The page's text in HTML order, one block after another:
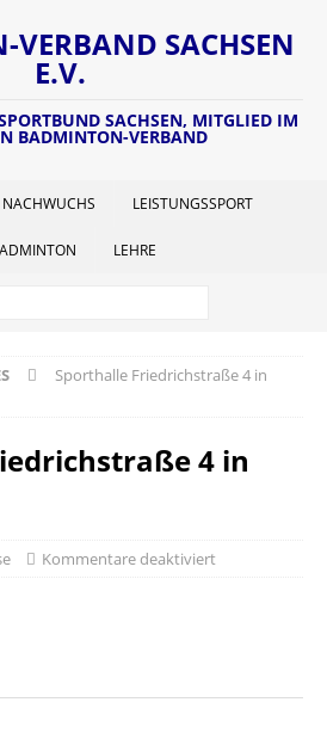
SACHSEN
E.V.
SACHSEN, MITGLIED IM
BADMINTON-VERBAND
NACHWUCHS LEISTUNGSSPORT
LEHRE
Sporthalle Friedrichstraße 4 in
4 in
Kommentare deaktiviert